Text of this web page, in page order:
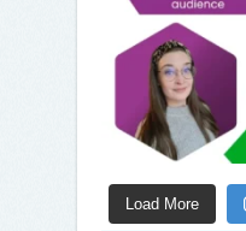
Load More